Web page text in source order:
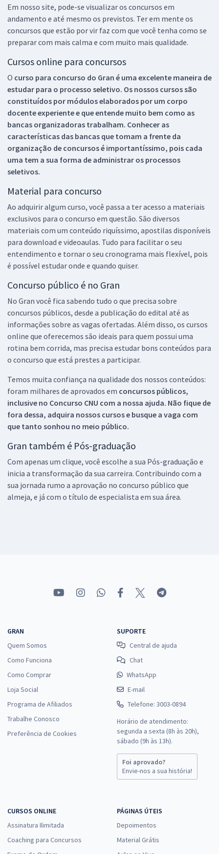
Em nosso site, pode-se visualizar os concursos em
andamento e até mesmo os previstos. Ter em mente os
concursos que estão por vir faz com que você tenha como se
preparar com mais calma e com muito mais qualidade.
Cursos online para concursos
O curso para concurso do Gran é uma excelente maneira de
estudar para o processo seletivo. Os nossos cursos são
constituídos por módulos elaborados por um corpo
docente experiente e que entende muito bem como as
bancas organizadoras trabalham. Conhecer as
características das bancas que tomam a frente da
organização de concursos é importantíssimo, pois cada
uma tem a sua forma de administrar os processos
seletivos.
Material para concurso
Ao adquirir algum curso, você passa a ter acesso a materiais
exclusivos para o concurso em questão. São diversos
materiais com um conteúdo riquíssimo, apostilas disponíveis
para download e videoaulas. Tudo para facilitar o seu
entendimento e tornar o seu cronograma mais flexível, pois
é possível estudar onde e quando quiser.
Concurso público é no Gran
No Gran você fica sabendo tudo o que precisa sobre
concursos públicos, desde a publicação do edital até as
informações sobre as vagas ofertadas. Além disso, os cursos
online que oferecemos são ideais para quem possui uma
rotina bem corrida, mas precisa estudar bons conteúdos para
o concurso que está prestes a participar.
Temos muita confiança na qualidade dos nossos conteúdos:
foram milhares de aprovados em concursos públicos,
inclusive no Concurso CNU com a nossa ajuda. Não fique de
fora dessa, adquira nossos cursos e busque a vaga com
que tanto sonhou no meio público.
Gran também é Pós-graduação
Com apenas um clique, você escolhe a sua Pós-graduação e
inicia a transformação da sua carreira. Contribuindo com a
sua jornada rumo a aprovação no concurso público que
almeja, e já com o título de especialista em sua área.
GRAN
Quem Somos
Como Funciona
Como Comprar
Loja Social
Programa de Afiliados
Trabalhe Conosco
Preferência de Cookies
SUPORTE
Central de ajuda
Chat
WhatsApp
E-mail
Telefone: 3003-0894
Horário de atendimento:
segunda a sexta (8h às 20h),
sábado (9h às 13h).
Foi aprovado?
Envie-nos a sua história!
CURSOS ONLINE
Assinatura Ilimitada
Coaching para Concursos
PÁGINAS ÚTEIS
Depoimentos
Material Grátis